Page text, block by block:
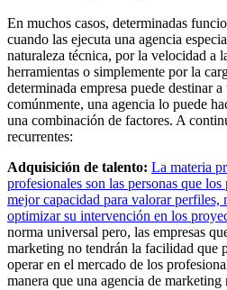
En muchos casos, determinadas
cuando las ejecuta una agencia
naturaleza técnica, por la velocidad a
herramientas o simplemente por la
determinada empresa puede destinar
comúnmente, una agencia lo puede
una combinación de factores. A
recurrentes:
Adquisición de talento: La materia
profesionales son las personas que
mejor capacidad para valorar perfiles,
optimizar su intervención en los
norma universal pero, las empresas
marketing no tendrán la facilidad que
operar en el mercado de los
manera que una agencia de